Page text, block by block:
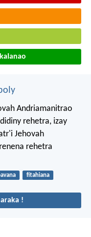
Andriamanitrao
rehetra, izay
Jehovah
rehetra
fitahiana
!